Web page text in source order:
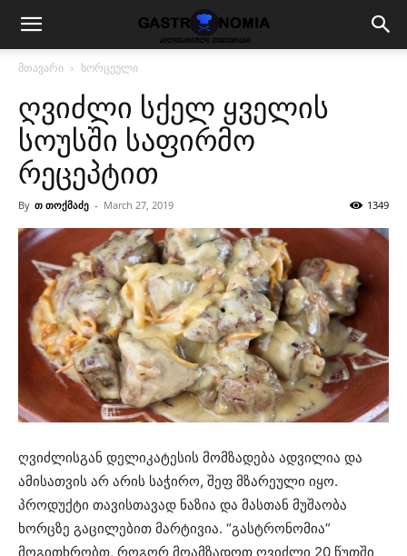
მთავარი ხორცეული
ღვიძლი სქელ ყველის
სოუსში საფირმო
რეცეპტით
By თ თოქმაძე - March 27, 2019 1349
ღვიძლისგან დელიკატესის მომზადება ადვილია და
ამისათვის არ არის საჭირო, შეფ მზარეული იყო.
პროდუქტი თავისთავად ნაზია და მასთან მუშაობა
ხორცზე გაცილებით მარტივია. “გასტრონომია”
მოგითხრობთ, როგორ მოამზადოთ ღვიძლი 20 წუთში